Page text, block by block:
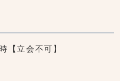
立会不可】